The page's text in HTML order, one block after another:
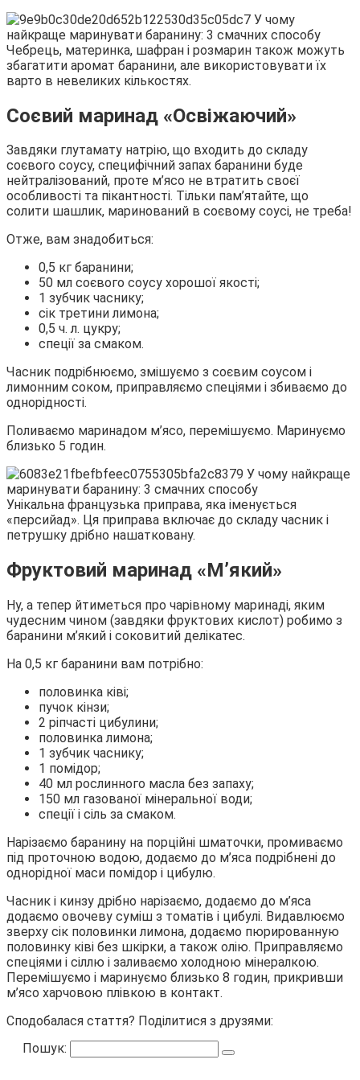
Чебрець, материнка, шафран і розмарин також можуть
збагатити аромат баранини, але використовувати їх
варто в невеликих кількостях.
Соєвий маринад «Освіжаючий»
Завдяки глутамату натрію, що входить до складу
соєвого соусу, специфічний запах баранини буде
нейтралізований, проте м’ясо не втратить своєї
особливості та пікантності. Тільки пам’ятайте, що
солити шашлик, маринований в соєвому соусі, не треба!
Отже, вам знадобиться:
0,5 кг баранини;
50 мл соєвого соусу хорошої якості;
1 зубчик часнику;
сік третини лимона;
0,5 ч. л. цукру;
спеції за смаком.
Часник подрібнюємо, змішуємо з соєвим соусом і
лимонним соком, приправляємо спеціями і збиваємо до
однорідності.
Поливаємо маринадом м’ясо, перемішуємо. Маринуємо
близько 5 годин.
Унікальна французька приправа, яка іменується
«персийад». Ця приправа включає до складу часник і
петрушку дрібно нашатковану.
Фруктовий маринад «М’який»
Ну, а тепер йтиметься про чарівному маринаді, яким
чудесним чином (завдяки фруктових кислот) робимо з
баранини м’який і соковитий делікатес.
На 0,5 кг баранини вам потрібно:
половинка ківі;
пучок кінзи;
2 ріпчасті цибулини;
половинка лимона;
1 зубчик часнику;
1 помідор;
40 мл рослинного масла без запаху;
150 мл газованої мінеральної води;
спеції і сіль за смаком.
Нарізаємо баранину на порційні шматочки, промиваємо
під проточною водою, додаємо до м’яса подрібнені до
однорідної маси помідор і цибулю.
Часник і кинзу дрібно нарізаємо, додаємо до м’яса
додаємо овочеву суміш з томатів і цибулі. Видавлюємо
зверху сік половинки лимона, додаємо пюрированную
половинку ківі без шкірки, а також олію. Приправляємо
спеціями і сіллю і заливаємо холодною мінералкою.
Перемішуємо і маринуємо близько 8 годин, прикривши
м’ясо харчовою плівкою в контакт.
Сподобалася стаття? Поділитися з друзями:
Пошук: